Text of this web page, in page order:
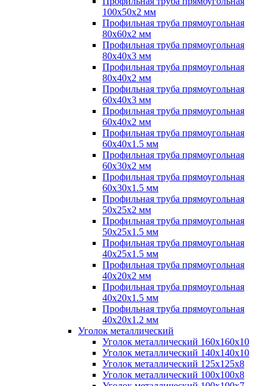
100х50х2 мм
Профильная труба прямоугольная
80х60х2 мм
Профильная труба прямоугольная
80х40х3 мм
Профильная труба прямоугольная
80х40х2 мм
Профильная труба прямоугольная
60х40х3 мм
Профильная труба прямоугольная
60х40х2 мм
Профильная труба прямоугольная
60х40х1.5 мм
Профильная труба прямоугольная
60х30х2 мм
Профильная труба прямоугольная
60х30х1.5 мм
Профильная труба прямоугольная
50х25х2 мм
Профильная труба прямоугольная
50х25х1.5 мм
Профильная труба прямоугольная
40х25х1.5 мм
Профильная труба прямоугольная
40х20х2 мм
Профильная труба прямоугольная
40х20х1.5 мм
Профильная труба прямоугольная
40х20х1.2 мм
Уголок металлический
Уголок металлический 160х160х10
Уголок металлический 140х140х10
Уголок металлический 125х125х8
Уголок металлический 100х100х8